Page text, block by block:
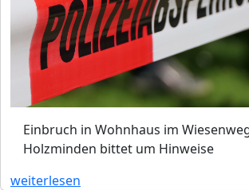
Einbruch in Wohnhaus im
Holzminden bittet um Hinweise
weiterlesen